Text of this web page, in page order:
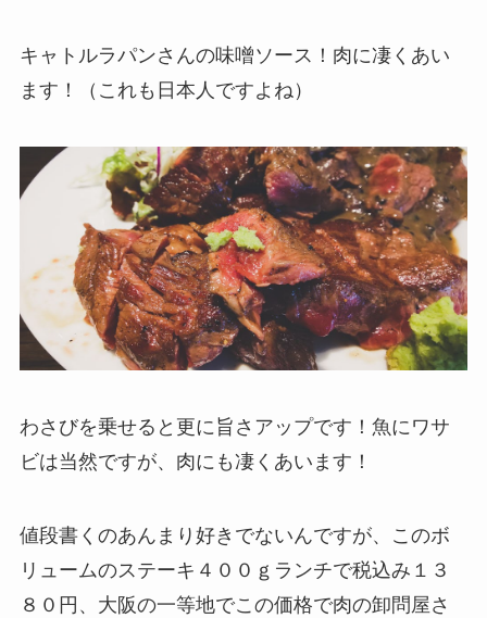
キャトルラパンさんの味噌ソース！肉に凄くあい
ます！（これも日本人ですよね）
わさびを乗せると更に旨さアップです！魚にワサ
ビは当然ですが、肉にも凄くあいます！
値段書くのあんまり好きでないんですが、このボ
リュームのステーキ４００ｇランチで税込み１３
８０円、大阪の一等地でこの価格で肉の卸問屋さ